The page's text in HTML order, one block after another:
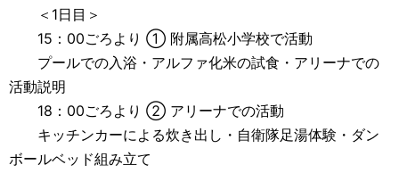
＜1日目＞
15：00ごろより ① 附属高松小学校で活動
プールでの入浴・アルファ化米の試食・アリーナでの
活動説明
18：00ごろより ② アリーナでの活動
キッチンカーによる炊き出し・自衛隊足湯体験・ダン
ボールベッド組み立て